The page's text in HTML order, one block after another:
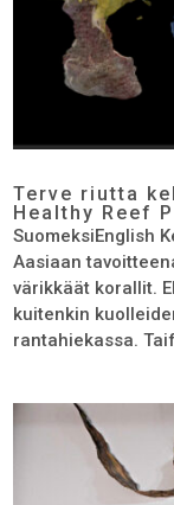
Terve riutta
Healthy Reef
SuomeksiEnglish
Aasiaan
värikkäät korallit.
kuitenkin
rantahiekassa.